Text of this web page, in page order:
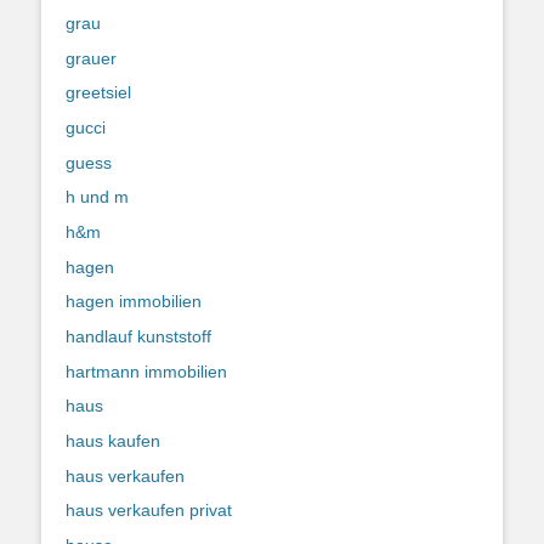
grau
grauer
greetsiel
gucci
guess
h und m
h&m
hagen
hagen immobilien
handlauf kunststoff
hartmann immobilien
haus
haus kaufen
haus verkaufen
haus verkaufen privat